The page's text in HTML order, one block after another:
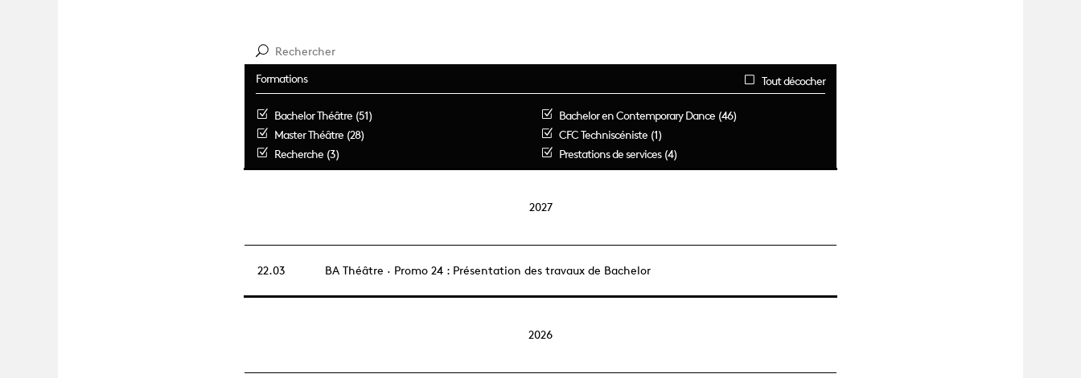
Formations Tout décocher
Bachelor Théâtre (51)
Bachelor en Contemporary Dance (46)
Master Théâtre (28)
CFC Techniscéniste (1)
Recherche (3)
Prestations de services (4)
2027
22.03 BA Théâtre · Promo 24 : Présentation des travaux de Bachelor
2026